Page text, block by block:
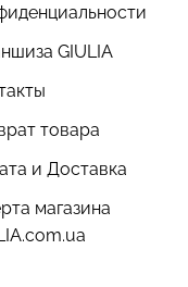
GIULIA
товара
и Доставка
магазина
стринги
BRIEFS (черный)
299 грн.